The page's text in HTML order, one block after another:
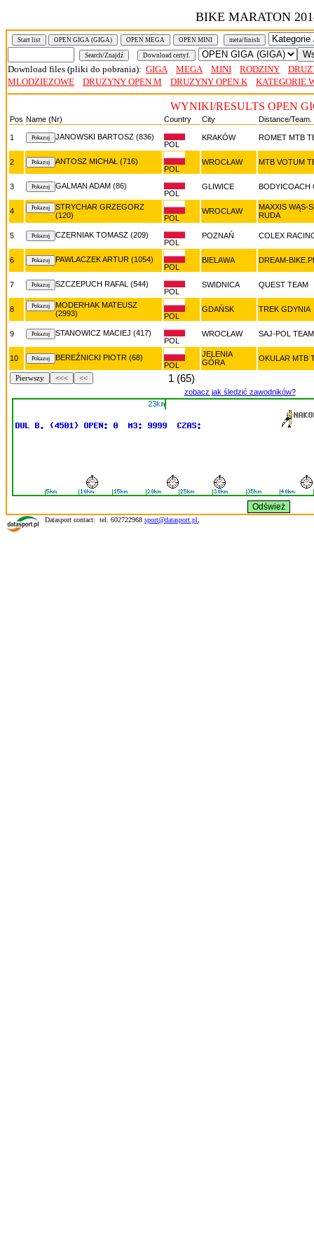
BIKE MARATON
Start list OPEN GIGA (GIGA) OPEN MEGA OPEN MINI meta/finish
Download files (pliki do pobrania): GIGA MEGA MINI RODZINY
MLODZIEZOWE
DRUZYNY OPEN M DRUZYNY OPEN K KATEGORIE
WYNIKI/RESULTS OPEN
Pos Name (Nr) Country City Distance/Team.
1
JANOWSKI BARTOSZ (836)
POL
KRAKÓW ROMET MTB
2
ANTOSZ MICHAŁ (716)
POL
WROCŁAW MTB VOTUM
3
GALMAN ADAM (86)
POL
GLIWICE BODYICOACH
4
STRYCHAR GRZEGORZ
(120)
POL
WROCLAW
MAXXIS WĄS-
RUDA
5
CZERNIAK TOMASZ (209)
POL
POZNAŃ COLEX
6
PAWLACZEK ARTUR (1054)
POL
BIELAWA DREAM-
7
SZCZEPUCH RAFAL (544)
POL
SWIDNICA QUEST TEAM
8
MODERHAK MATEUSZ
(2993)
POL
GDAŃSK TREK GDYNIA
9
STANOWICZ MACIEJ (417)
POL
WROCŁAW SAJ-POL TEAM
10
BEREŹNICKI PIOTR (68)
POL
JELENIA
GÓRA
OKULAR MTB
Pierwszy <<< << 1 (65)
zobacz jak śledzić zawodników?
Datasport contact: tel. 602722968 sport@datasport.pl